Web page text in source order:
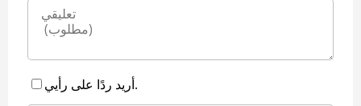
أريد ردًا على رأيي.